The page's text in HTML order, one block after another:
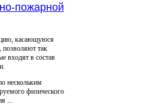
пожарной
касающуюся
позволяют так
входят в состав
нескольким
физического
...